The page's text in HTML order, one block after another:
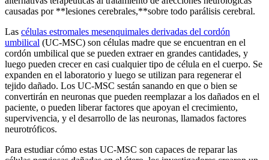
causadas por **lesiones cerebrales,**sobre todo parálisis cerebral.
Las células estromales mesenquimales derivadas del cordón
umbilical (UC-MSC) son células madre que se encuentran en el
cordón umbilical que se pueden extraer en grandes cantidades, y
luego pueden crecer en casi cualquier tipo de célula en el cuerpo. Se
expanden en el laboratorio y luego se utilizan para regenerar el
tejido dañado. Los UC-MSC sestán sanando en que o bien se
convertirán en neuronas que pueden reemplazar a los dañados en el
paciente, o pueden liberar factores que apoyan el crecimiento,
supervivencia, y el desarrollo de las neuronas, llamados factores
neurotróficos.
Para estudiar cómo estas UC-MSC son capaces de reparar las